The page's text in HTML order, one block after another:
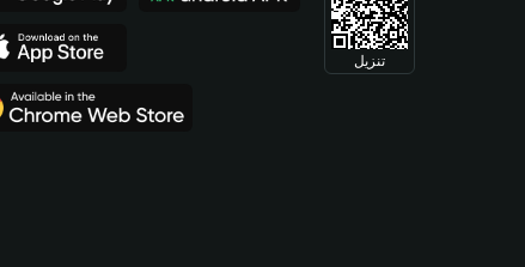
تنزيل